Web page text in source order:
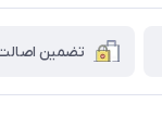
تضمین اصالت